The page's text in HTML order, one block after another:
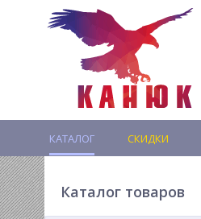
КАТАЛОГ СКИДКИ
Каталог товаров